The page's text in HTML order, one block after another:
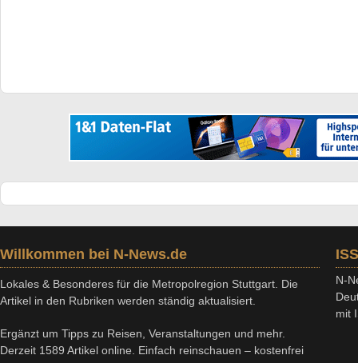
Willkommen bei N-News.de
Lokales & Besonderes für die Metropolregion Stuttgart. Die
Artikel in den Rubriken werden ständig aktualisiert.
Ergänzt um Tipps zu Reisen, Veranstaltungen und mehr.
Derzeit 1589 Artikel online. Einfach reinschauen – kostenfrei
N-
mit